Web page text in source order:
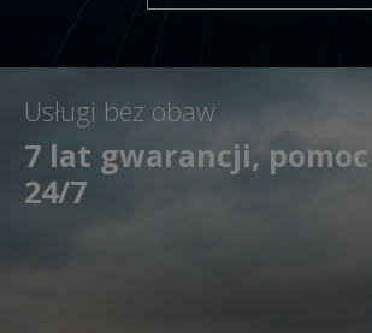
Usługi bez obaw
7 lat gwarancji,
24/7